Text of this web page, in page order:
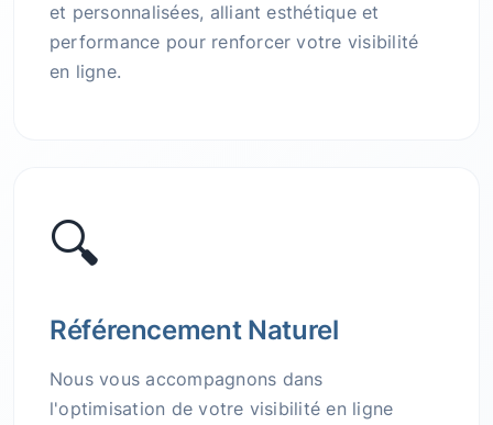
et personnalisées, alliant esthétique et
performance pour renforcer votre visibilité
en ligne.
🔍
Référencement Naturel
Nous vous accompagnons dans
l'optimisation de votre visibilité en ligne